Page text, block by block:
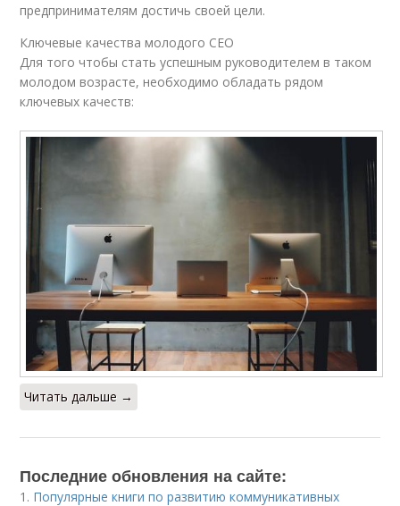
предпринимателям достичь своей цели.
Ключевые качества молодого CEO
Для того чтобы стать успешным руководителем в таком
молодом возрасте, необходимо обладать рядом
ключевых качеств:
Читать дальше →
Последние обновления на сайте:
1. Популярные книги по развитию коммуникативных